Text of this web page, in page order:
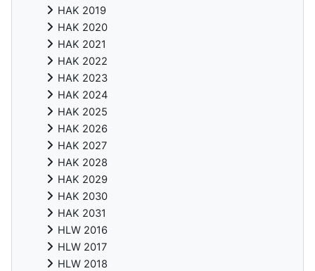
HAK 2019
HAK 2020
HAK 2021
HAK 2022
HAK 2023
HAK 2024
HAK 2025
HAK 2026
HAK 2027
HAK 2028
HAK 2029
HAK 2030
HAK 2031
HLW 2016
HLW 2017
HLW 2018